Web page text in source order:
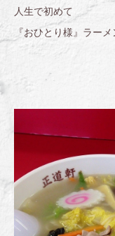
人生で初めて
『おひとり様』ラー